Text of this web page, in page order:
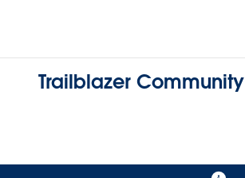
Trailblazer Community